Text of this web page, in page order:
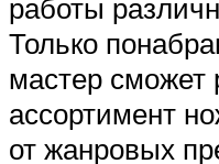
работы
Только
мастер сможет
ассортимент
от жанровых